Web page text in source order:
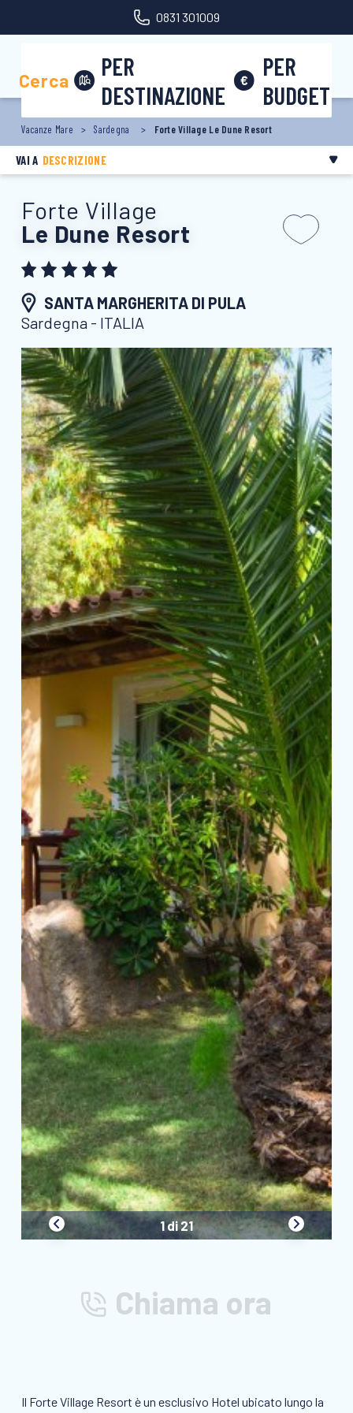
0831 301009
Cerca
PER
DESTINAZIONE
PER
BUDGET
Vacanze Mare Sardegna Forte Village Le Dune Resort
VAI A DESCRIZIONE
Forte Village
Le Dune Resort
SANTA MARGHERITA DI PULA
Sardegna - ITALIA
1 di 21
Chiama ora
Il Forte Village Resort è un esclusivo Hotel ubicato lungo la